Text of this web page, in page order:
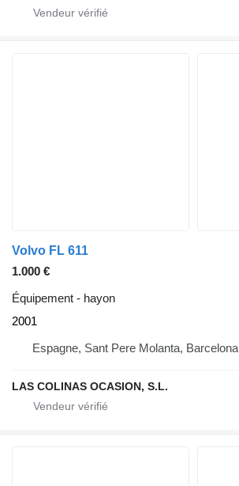
Volvo FL 611
1.000 €
Équipement - hayon
2001
Espagne, Sant Pere Molanta, Barcelona
LAS COLINAS OCASION, S.L.